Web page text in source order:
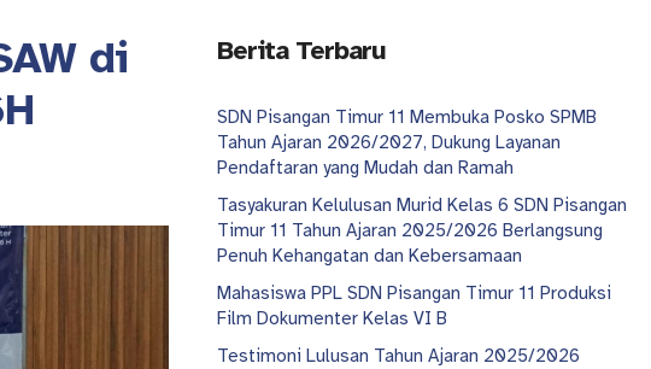
di
Berita Terbaru
SDN Pisangan Timur 11 Membuka Posko SPMB
Tahun Ajaran 2026/2027, Dukung Layanan
Pendaftaran yang Mudah dan Ramah
Tasyakuran Kelulusan Murid Kelas 6 SDN Pisangan
Timur 11 Tahun Ajaran 2025/2026 Berlangsung
Penuh Kehangatan dan Kebersamaan
Mahasiswa PPL SDN Pisangan Timur 11 Produksi
Film Dokumenter Kelas VI B
Testimoni Lulusan Tahun Ajaran 2025/2026